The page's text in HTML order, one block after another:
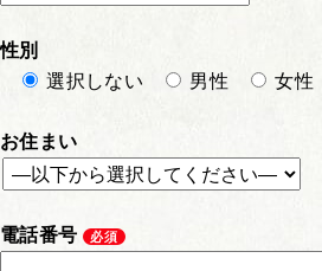
性別
選択しない
男性 女性
お住まい
電話番号 必須